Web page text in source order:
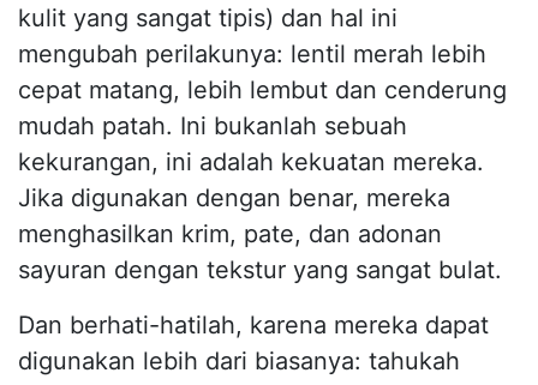
kulit yang sangat tipis) dan hal ini
mengubah perilakunya: lentil merah lebih
cepat matang, lebih lembut dan cenderung
mudah patah. Ini bukanlah sebuah
kekurangan, ini adalah kekuatan mereka.
Jika digunakan dengan benar, mereka
menghasilkan krim, pate, dan adonan
sayuran dengan tekstur yang sangat bulat.
Dan berhati-hatilah, karena mereka dapat
digunakan lebih dari biasanya: tahukah